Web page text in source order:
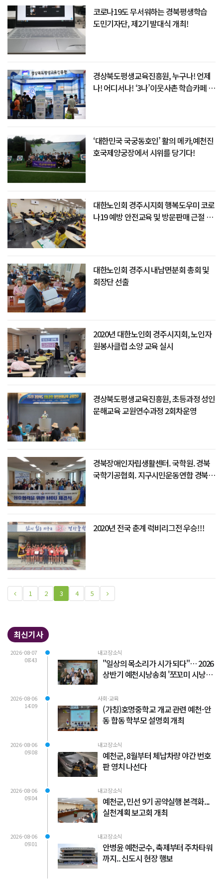
코로나19도 무서워하는 경북평생학습
도민기자단, 제2기 발대식 개최!
경상북도평생교육진흥원, 누구나! 언제
나! 어디서나! ‘3나’이웃사촌 학습카페 조
‘대한민국 국궁동호인’ 활의 메카,예천진
호국제양궁장에서 시위를 당기다!
대한노인회 경주시지회 행복도우미 코로
나19 예방 안전교육 및 방문판매 근절 교
대한노인회 경주시 내남면분회 총회 및
회장단 선출
2020년 대한노인회 경주시지회, 노인자
원봉사클럽 소양 교육 실시
경상북도평생교육진흥원, 초등과정 성인
문해교육 교원연수과정 2회차운영
경북장애인자립생활센터. 국학원. 경북
국학기공협회. 지구시민운동연합 경북지
2020년 전국 춘계 럭비리그전 우승!!!
1 2 3 4 5
최신기사
2026-08-07
08:43
내고장소식
"일상의 목소리가 시가 되다"… 2026
상반기 예천시낭송회 '쪼꼬미 시낭송
2026-08-06
14:09
사회·교육
(가칭)호명중학교 개교 관련 예천-안
동 합동 학부모 설명회 개최
2026-08-06
09:08
내고장소식
예천군, 8월부터 체납차량 야간 번호
판 영치 나선다
2026-08-06
09:04
내고장소식
예천군, 민선 9기 공약실행 본격화...
실천계획 보고회 개최
2026-08-06
09:01
내고장소식
안병윤 예천군수, 축제부터 주차타워
까지.. 신도시 현장 행보